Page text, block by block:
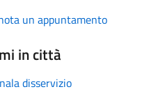
un appuntamento
in città
disservizio